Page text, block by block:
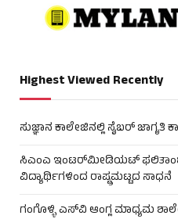
Highest Viewed Recently
ಸುಜ್ಞಾನ ಕಾಲೇಜಿನಲ್ಲಿ ಸೈಬರ್ ಜಾಗೃತಿ
ಸಿಎಂಎ ಇಂಟರ್‌ಮೀಡಿಯಟ್ ಫಲಿತಾಂಶ:
ವಿದ್ಯಾರ್ಥಿಗಳಿಂದ ರಾಷ್ಟ್ರಮಟ್ಟದ ಸಾಧನೆ
ಗಂಗೊಳ್ಳಿ ಎಸ್‌ವಿ ಆಂಗ್ಲ ಮಾಧ್ಯಮ